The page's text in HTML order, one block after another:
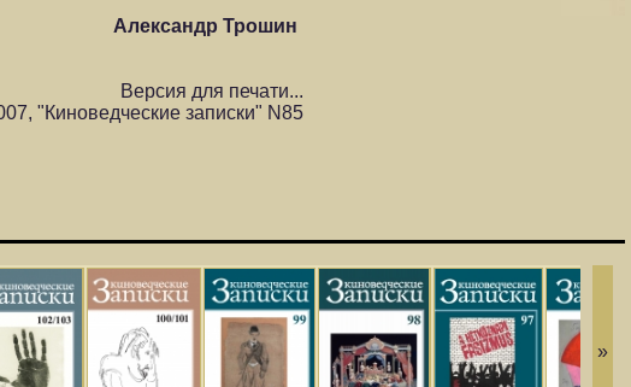
Александр Трошин
Версия для печати...
"Киноведческие записки" N85
»